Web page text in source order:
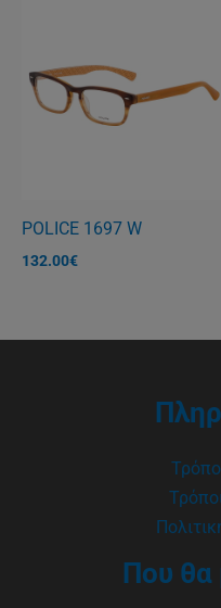
POLICE 1697 W
132.00€
Που θα